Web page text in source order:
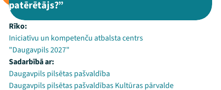
patērētājs?”
Rīko:
Iniciatīvu un kompetenču atbalsta centrs
"Daugavpils 2027"
Sadarbībā ar:
Daugavpils pilsētas pašvaldība
Daugavpils pilsētas pašvaldības Kultūras pārvalde